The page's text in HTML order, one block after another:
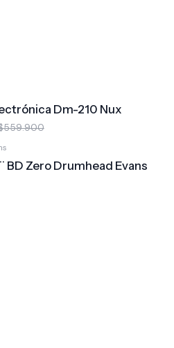
Dm-210 Nux
BD Zero Drumhead Evans